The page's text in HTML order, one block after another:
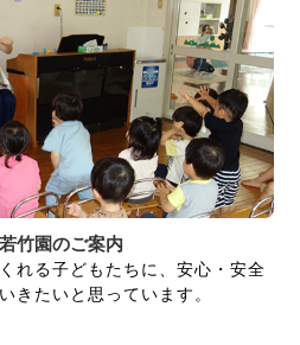
竹園のご案内
れる子どもたちに、安心・安全
きたいと思っています。